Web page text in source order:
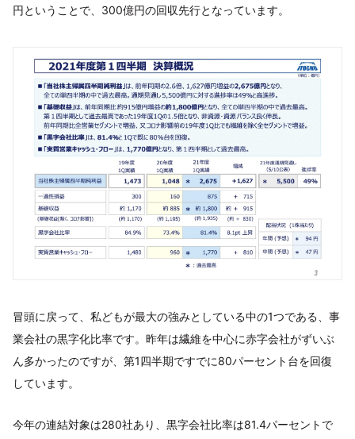
円ということで、300億円の回収先行となっています。
冒頭に戻って、私どもが最大の強みとしている中の1つである、事
業会社の黒字化比率です。昨年は繊維を中心に赤字会社がずいぶ
ん多かったのですが、第1四半期ですでに80パーセント台を回復
しています。
今年の連結対象は280社あり、黒字会社比率は81.4パーセントで